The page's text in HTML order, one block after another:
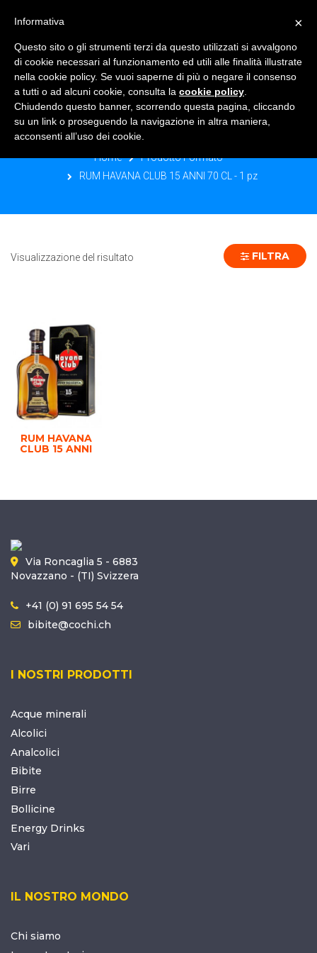
RUM HAVANA CLUB 15 ANNI 70 CL - 1
Home
Prodotto Formato
RUM HAVANA CLUB 15 ANNI 70 CL - 1 pz
Visualizzazione del risultato FILTRA
RUM HAVANA
CLUB 15 ANNI
Via Roncaglia 5 - 6883
Novazzano - (TI) Svizzera
+41 (0) 91 695 54 54
bibite@cochi.ch
I NOSTRI PRODOTTI
Acque minerali
Alcolici
Analcolici
Bibite
Birre
Bollicine
Energy Drinks
Vari
IL NOSTRO MONDO
Chi siamo
×
Informativa
Questo sito o gli strumenti terzi da questo utilizzati si avvalgono
di cookie necessari al funzionamento ed utili alle finalità illustrate
nella cookie policy. Se vuoi saperne di più o negare il consenso
a tutti o ad alcuni cookie, consulta la cookie policy
Chiudendo questo banner, scorrendo questa pagina, cliccando
su un link o proseguendo la navigazione in altra maniera,
acconsenti all’uso dei cookie.